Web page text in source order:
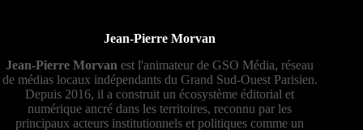
Jean-Pierre Morvan
Jean-Pierre Morvan est l'animateur de GSO Média, réseau
de médias locaux indépendants du Grand Sud-Ouest Parisien.
Depuis 2016, il a construit un écosystème éditorial et
numérique ancré dans les territoires, reconnu par les
principaux acteurs institutionnels et politiques comme un